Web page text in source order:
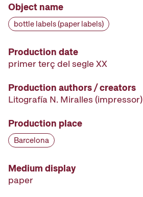
Object name
bottle labels (paper labels)
Production date
primer terç del segle XX
Production authors / creators
Litografía N. Miralles (impressor)
Production place
Barcelona
Medium display
paper